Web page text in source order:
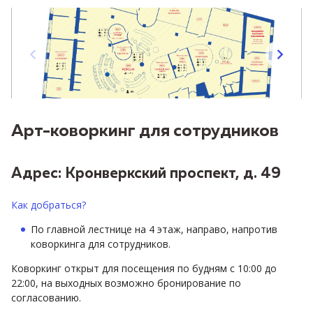
Арт-коворкинг для сотрудников
Адрес: Кронверкский проспект, д. 49
Как добраться?
По главной лестнице на 4 этаж, направо, напротив
коворкинга для сотрудников.
Коворкинг открыт для посещения по будням с 10:00 до
22:00, на выходных возможно бронирование по
согласованию.